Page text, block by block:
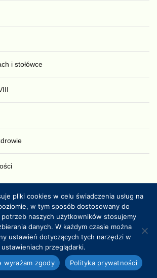
i stołówce
DUŻY
pliki cookies w celu świadczenia usług na
w tym sposób dostosowany do
potrzeb naszych użytkowników stosujemy
danych. W każdym czasie można
ustawień dotyczących tych narzędzi w
ustawieniach przeglądarki.
wyrażam zgody Polityka prywatności